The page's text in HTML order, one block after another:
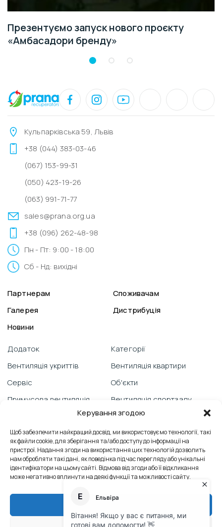
Керування згодою
Щоб забезпечити найкращий досвід, ми використовуємо технології, такі
як файли cookie, для зберігання та/або доступу до інформації на
пристрої. Надання згоди на використання цих технологій дозволить
нам обробляти такі дані, як поведінка під час перегляду або унікальні
ідентифікатори на цьому сайті. Відмова від згоди або її відкликання
може негативно вплинути на деякі функції та можливості сайту.
Прийняти
Презентуємо запуск нового проєкту
«Амбасадори бренду»
Кульпарківська 59, Львів
+38 (044) 383-03-46
(067) 153-99-31
(050) 423-19-26
(063) 991-71-77
sales@prana.org.ua
+38 (096) 262-48-98
Пн - Пт: 9:00 - 18:00
Сб - Нд: вихідні
Партнерам
Споживачам
Галерея
Дистрибуція
Новини
Додаток
Вентиляція укриттів
Сервіс
Примусова вентиляція
PRANA зі смартфону
Технічна підтримка
Боротьба з пліснявою
Тех. док. M2023
Категорії
Вентиляція квартири
Об'єкти
Вентиляція спортзалу
Відеоблог
Вентиляція школи
Відгуки
Вентиляція офісу
Промислова вентиляція